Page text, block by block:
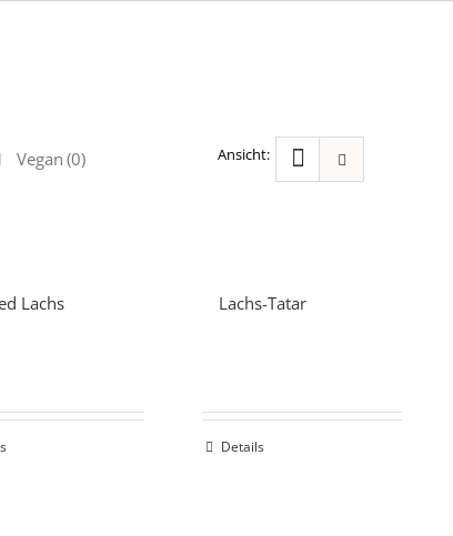
Vegan (0)
Lachs Lachs-Tatar
Details